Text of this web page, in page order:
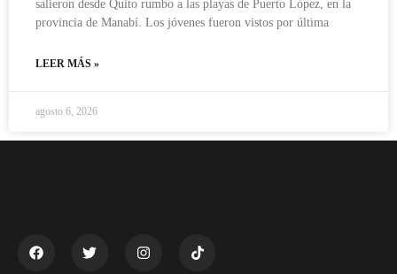
salieron desde Quito rumbo a las playas de Puerto López, en la
provincia de Manabí. Los jóvenes fueron vistos por última
LEER MÁS »
agosto 6, 2026